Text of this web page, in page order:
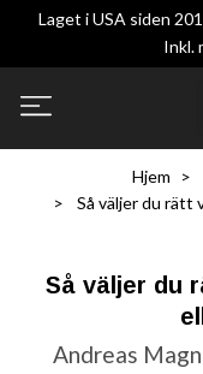
Laget i USA siden
Inkl.
Hjem
Så väljer du rätt
Så väljer du
Andreas